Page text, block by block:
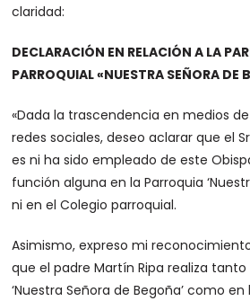
claridad:
DECLARACIÓN EN RELACIÓN A LA
PARROQUIAL «NUESTRA SEÑORA DE
«Dada la trascendencia en medios
redes sociales, deseo aclarar que el
es ni ha sido empleado de este
función alguna en la Parroquia
ni en el Colegio parroquial.
Asimismo, expreso mi
que el padre Martín Ripa realiza tanto
‘Nuestra Señora de Begoña’ como